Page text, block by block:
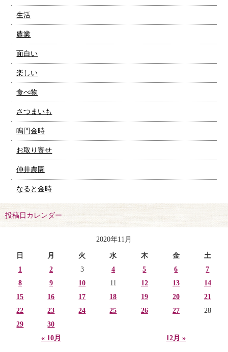
生活
農業
面白い
楽しい
食べ物
さつまいも
鳴門金時
お取り寄せ
仲井農園
なると金時
投稿日カレンダー
2020年11月
日 月 火 水 木 金 土
« 10月 12月 »
1 2 3 4 5 6
7
8
9 10 11 12 13
14
15
16 17 18 19 20
21
22
23 24 25 26 27
28
29
30